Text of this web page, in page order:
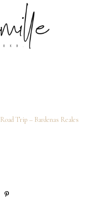
Road Trip – Bardenas Reales